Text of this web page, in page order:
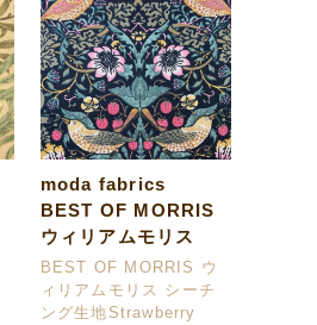
moda fabrics
BEST OF MORRIS
ウィリアムモリス
BEST OF MORRIS ウ
ィリアムモリス シーチ
ング生地Strawberry